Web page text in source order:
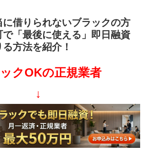
借りられないブラックの方
で「最後に使える」即日融資
方法を紹介！
クOKの正規業者
↓